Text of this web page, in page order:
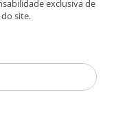
exclusiva de
site.